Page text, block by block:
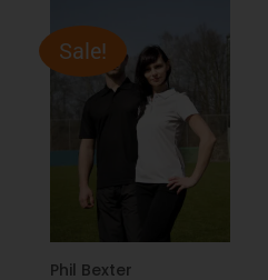
Sale!
Phil Bexter